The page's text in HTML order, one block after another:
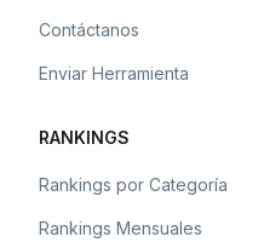
Contáctanos
Enviar Herramienta
RANKINGS
Rankings por Categoría
Rankings Mensuales